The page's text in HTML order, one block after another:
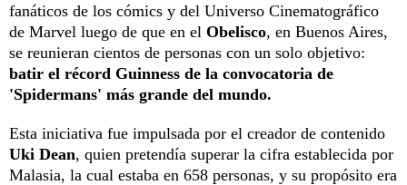
fanáticos de los cómics y del Universo Cinematográfico
de Marvel luego de que en el Obelisco, en Buenos Aires,
se reunieran cientos de personas con un solo objetivo:
batir el récord Guinness de la convocatoria de
'Spidermans' más grande del mundo.
Esta iniciativa fue impulsada por el creador de contenido
Uki Dean, quien pretendía superar la cifra establecida por
Malasia, la cual estaba en 658 personas, y su propósito era